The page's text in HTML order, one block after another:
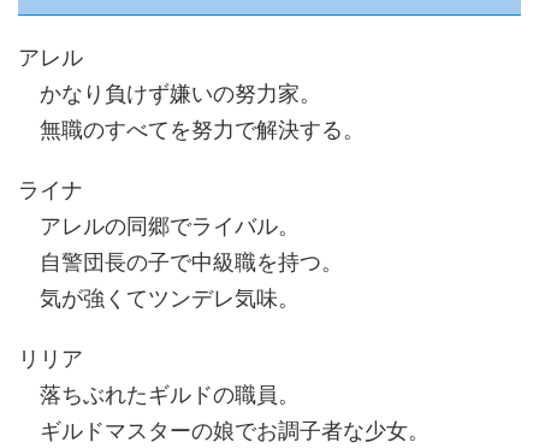
アレル
かなり負けず嫌いの努力家。
無職のすべてを努力で解決する。
ライナ
アレルの同郷でライバル。
自警団長の子で中級職を持つ。
気が強くてツンデレ気味。
リリア
落ちぶれたギルドの職員。
ギルドマスターの娘でお調子者な少女。